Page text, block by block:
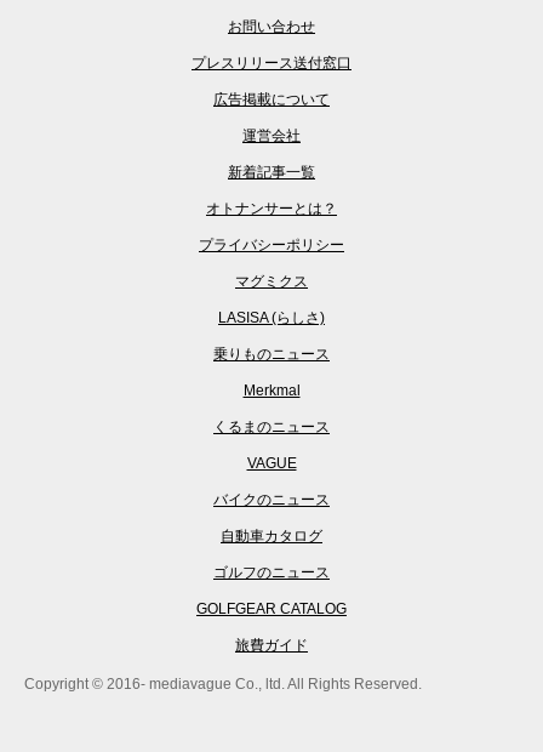
お問い合わせ
プレスリリース送付窓口
広告掲載について
運営会社
新着記事一覧
オトナンサーとは？
プライバシーポリシー
マグミクス
LASISA (らしさ)
乗りものニュース
Merkmal
くるまのニュース
VAGUE
バイクのニュース
自動車カタログ
ゴルフのニュース
GOLFGEAR CATALOG
旅費ガイド
Copyright © 2016- mediavague Co., ltd. All Rights Reserved.